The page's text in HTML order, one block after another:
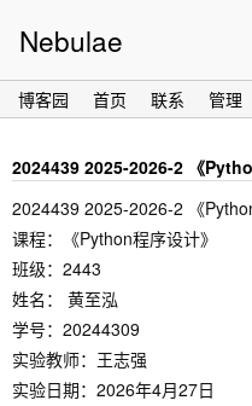
Nebulae
博客园 首页 联系 管理
2024439 2025-2026-2 《
2024439 2025-2026-2 《
课程：《Python程序设计》
班级：2443
姓名： 黄至泓
学号：20244309
实验教师：王志强
实验日期：2026年4月27日